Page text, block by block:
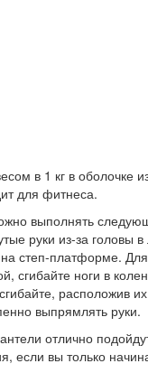
в 1 кг в оболочке
для фитнеса.
выполнять
руки из-за головы
степ-платформе.
сгибайте ноги в
расположив
выпрямлять руки.
отлично
если вы только